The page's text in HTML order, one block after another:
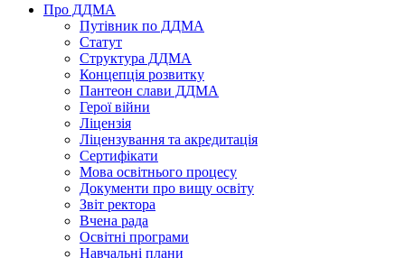
Про ДДМА
Путівник по ДДМА
Статут
Структура ДДМА
Концепція розвитку
Пантеон слави ДДМА
Герої війни
Ліцензія
Ліцензування та акредитація
Сертифікати
Мова освітнього процесу
Документи про вищу освіту
Звіт ректора
Вчена рада
Освітні програми
Навчальні плани